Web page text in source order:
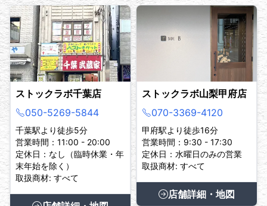
ストックラボ千葉店
050-5269-5844
千葉駅より徒歩5分
営業時間：11:00 - 20:00
定休日：なし（臨時休業・年
末年始を除く）
取扱商材: すべて
ストックラボ山梨甲府店
070-3369-4120
甲府駅より徒歩16分
営業時間：9:30 - 17:30
定休日：水曜日のみの営業
取扱商材: すべて
店舗詳細・地図